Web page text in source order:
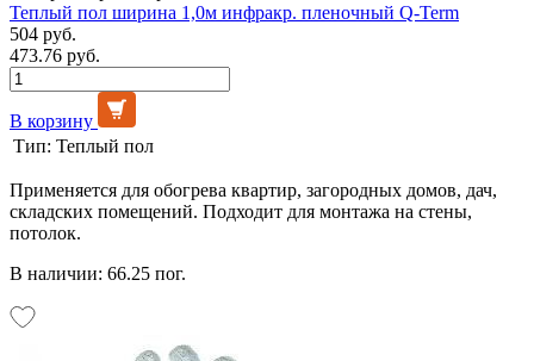
Теплый пол ширина 1,0м инфракр. пленочный Q-Term
504 руб.
473.76 руб.
В корзину
Тип: Теплый пол
Применяется для обогрева квартир, загородных домов, дач,
складских помещений. Подходит для монтажа на стены,
потолок.
В наличии: 66.25 пог.